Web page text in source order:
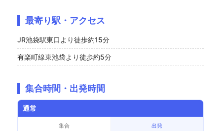
最寄り駅・アクセス
JR池袋駅東口より徒歩約15分
有楽町線東池袋より徒歩約5分
集合時間・出発時間
通常
集合 出発